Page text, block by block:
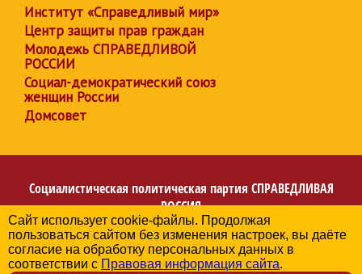
Институт «Справедливый мир»
Центр защиты прав граждан
Молодежь СПРАВЕДЛИВОЙ
РОССИИ
Социал-демократический союз
женщин России
Домсовет
Социалистическая политическая партия СПРАВЕДЛИВАЯ
РОССИЯ
Региональное отделение партии в Донецкой Народной
Республике
© 2006-2026
Сайт использует cookie-файлы. Продолжая
пользоваться сайтом без изменения настроек, вы даёте
согласие на обработку персональных данных в
соответствии с Правовая информация сайта.